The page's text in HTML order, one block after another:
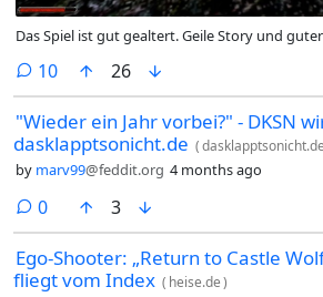
Das Spiel ist gut gealtert. Geile Story und
10comments
26
"Wieder ein Jahr vorbei?" - DKSN
dasklapptsonicht.de (dasklapptsonicht.de
by marv99@feddit.org 4 months ago
0comments
3
Ego-Shooter: „Return to Castle
fliegt vom Index ( heise.de)